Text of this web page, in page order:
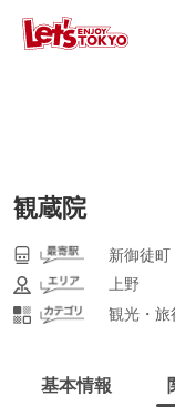
観蔵院
新御徒町
上野
観光・旅
基本情報